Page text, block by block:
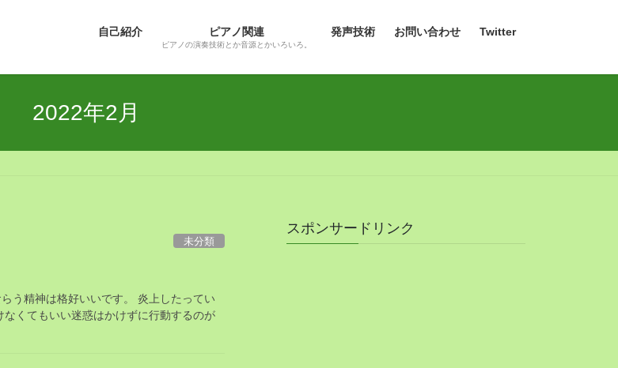
自己紹介 ピアノ関連
ピアノの演奏技術とか音源とかいろいろ。
発声技術 お問い合わせ Twitter
2022年2月
未分類
う精神は格好いいです。 炎上したってい
くてもいい迷惑はかけずに行動するのが
スポンサードリンク